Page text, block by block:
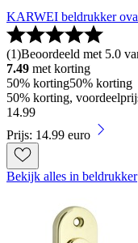
KARWEI beldrukker
(1)Beoordeeld met 5.0
7.49 met korting
50% korting50% korting
50% korting,
14.99
Prijs: 14.99 euro
Bekijk alles in beldrukker